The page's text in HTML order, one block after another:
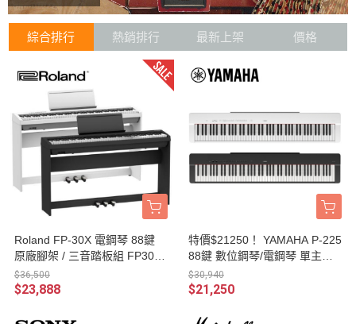
綜合排行 熱銷排行 最新上架 價格
Roland FP-30X 電鋼琴 88鍵
原廠腳架 / 三音踏板組 FP30x
數位鋼琴 台灣公司貨保固
$36,500
$23,888
特價$21250！ YAMAHA P-225
88鍵 數位鋼琴/電鋼琴 單主機 /
含單音踏板 原廠公司貨 P225
$30,940
$21,250